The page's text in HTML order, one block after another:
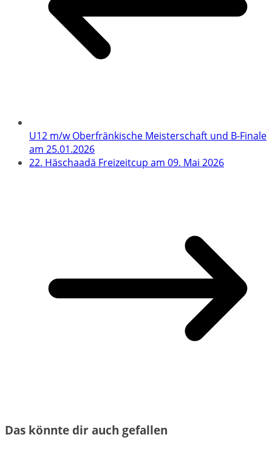
U12 m/w Oberfränkische Meisterschaft und B-Finale
am 25.01.2026
22. Häschaadä Freizeitcup am 09. Mai 2026
Das könnte dir auch gefallen